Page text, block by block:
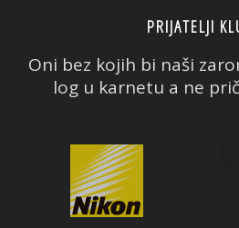
PRIJATELJI
Oni bez kojih bi naši
log u karnetu a ne